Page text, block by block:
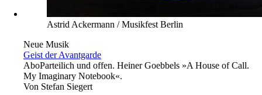
Thema